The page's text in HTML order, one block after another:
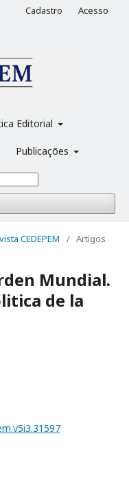
Editorial
Publicações
Cadastro Acesso
CEDEPEM / Artigos
Mundial.
de la